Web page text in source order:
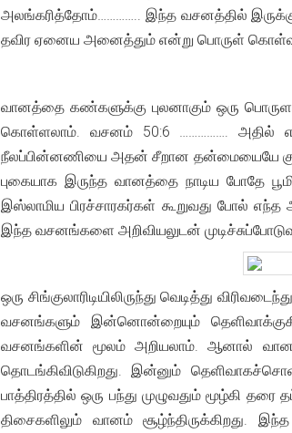
அலங்கரித்தோம்………….. இந்த வசனத்தில்
தவிர ஏனைய அனைத்தும் என்று பொருள்
வானத்தை கண்களுக்கு புலனாகும் ஒரு
கொள்ளலாம். வசனம் 50:6 ……………. அதில்
நீலப்பின்னணியை அதன் சீறான தன்மையையே
புகையாக இருந்த வானத்தை நாடிய போதே
இஸ்லாமிய பிரச்சாரகர்கள் கூறுவது போல் எந்த
இந்த வசனங்களை அறிவியலுடன்
ஒரு சிங்குலாரிடியிலிருந்து வெடித்து
வசனங்களும் இன்னொன்றையும்
வசனங்களின் மூலம் அறியலாம். ஆனால் வானம்
தொடங்கிவிடுகிறது. இன்னும்
பாத்திரத்தில் ஒரு பந்து முழுவதும் மூழ்கி
திசைகளிலும் வானம் சூழ்ந்திருக்கிறது. இந்த